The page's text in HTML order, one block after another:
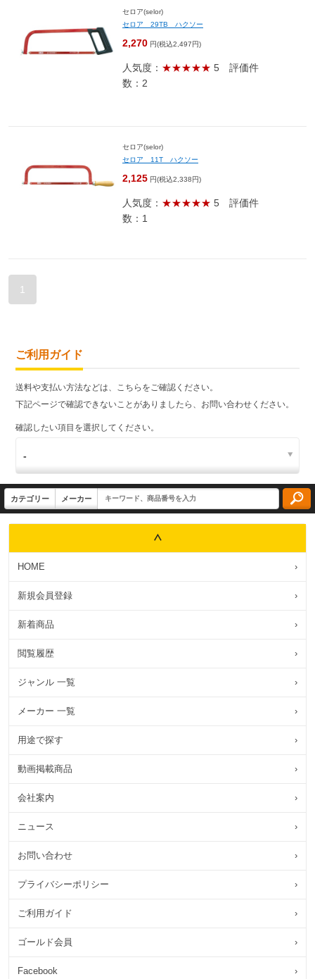
セロア(selor)
セロア 29TB ハクソー
2,270 円(税込2,497円)
人気度： ★★★★★ 5 評価件
数：2
セロア(selor)
セロア 11T ハクソー
2,125 円(税込2,338円)
人気度： ★★★★★ 5 評価件
数：1
1
ご利用ガイド
送料や支払い方法などは、こちらをご確認ください。
下記ページで確認できないことがありましたら、お問い合わせください。
確認したい項目を選択してください。
HOME ›
新規会員登録 ›
新着商品 ›
閲覧履歴 ›
ジャンル 一覧 ›
メーカー 一覧 ›
用途で探す ›
動画掲載商品 ›
会社案内 ›
ニュース ›
お問い合わせ ›
プライバシーポリシー ›
ご利用ガイド ›
ゴールド会員 ›
Facebook ›